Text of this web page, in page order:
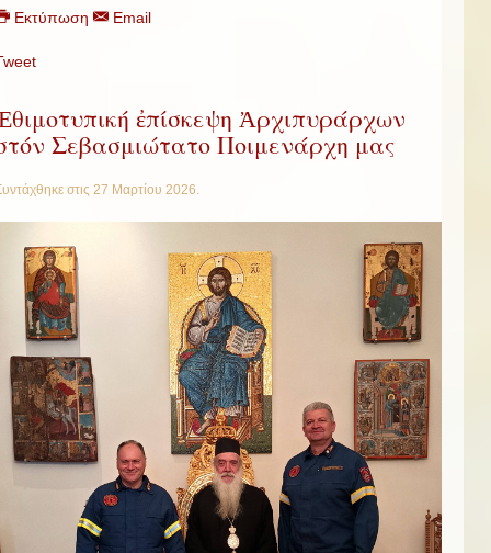
Εκτύπωση Email
ἐπίσκεψη Ἀρχιπυράρχων
Σεβασμιώτατο Ποιμενάρχη μας
στις 27 Μαρτίου 2026